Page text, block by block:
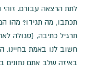
לתת הרצאה עבורם.
תכתבו, מה תגידו? מהו
תרגיל כתיבה, (סגולה
חשוב לנו באמת בחיינו.
באיזה שלב אתם נתונים